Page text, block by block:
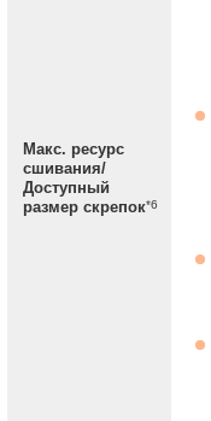
Макс. ресурс
сшивания/
Доступный
размер скрепок*6